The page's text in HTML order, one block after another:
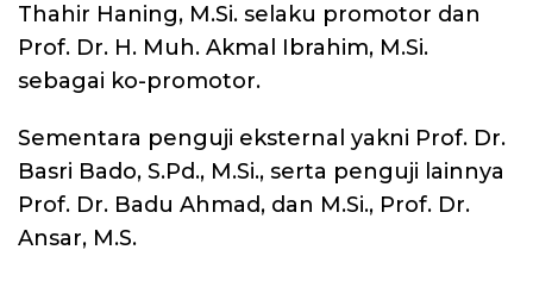
Thahir Haning, M.Si. selaku promotor dan
Prof. Dr. H. Muh. Akmal Ibrahim, M.Si.
sebagai ko-promotor.
Sementara penguji eksternal yakni Prof. Dr.
Basri Bado, S.Pd., M.Si., serta penguji lainnya
Prof. Dr. Badu Ahmad, dan M.Si., Prof. Dr.
Ansar, M.S.